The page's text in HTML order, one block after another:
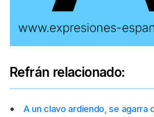
Refrán relacionado:
A un clavo ardiendo, se agarra